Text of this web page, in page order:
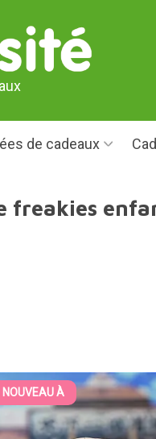
de cadeaux
freakies
NOUVEAU À